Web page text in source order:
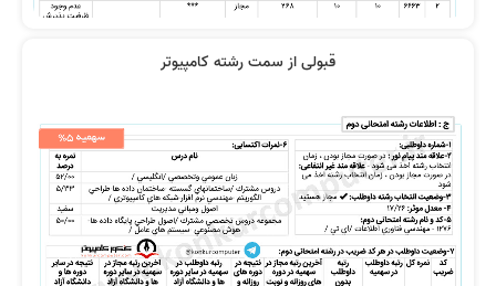
قبولی از سمت رشته کامپیوتر